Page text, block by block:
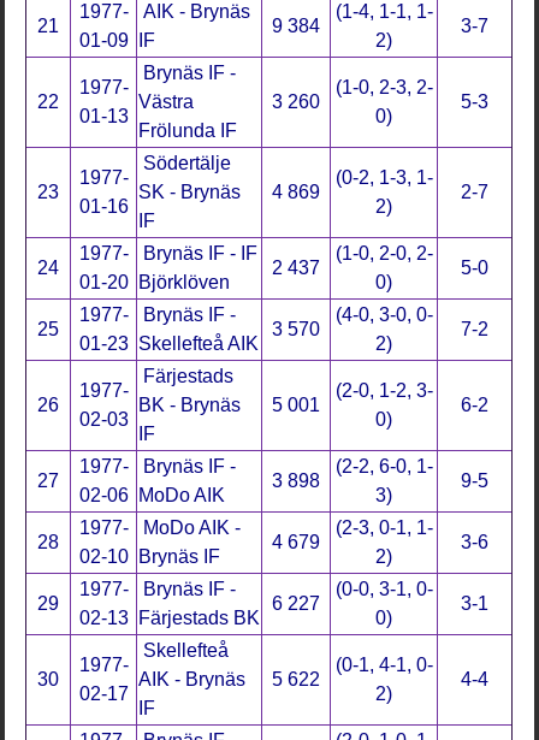
21
1977-
01-09
AIK - Brynäs
IF
9 384
(1-4, 1-1, 1-
2)
3-7
22
1977-
01-13
Brynäs IF -
Västra
Frölunda IF
3 260
(1-0, 2-3, 2-
0)
5-3
23
1977-
01-16
Södertälje
SK - Brynäs
IF
4 869
(0-2, 1-3, 1-
2)
2-7
24
1977-
01-20
Brynäs IF - IF
Björklöven
2 437
(1-0, 2-0, 2-
0)
5-0
25
1977-
01-23
Brynäs IF -
Skellefteå AIK
3 570
(4-0, 3-0, 0-
2)
7-2
26
1977-
02-03
Färjestads
BK - Brynäs
IF
5 001
(2-0, 1-2, 3-
0)
6-2
27
1977-
02-06
Brynäs IF -
MoDo AIK
3 898
(2-2, 6-0, 1-
3)
9-5
28
1977-
02-10
MoDo AIK -
Brynäs IF
4 679
(2-3, 0-1, 1-
2)
3-6
29
1977-
02-13
Brynäs IF -
Färjestads BK
6 227
(0-0, 3-1, 0-
0)
3-1
30
1977-
02-17
Skellefteå
AIK - Brynäs
IF
5 622
(0-1, 4-1, 0-
2)
4-4